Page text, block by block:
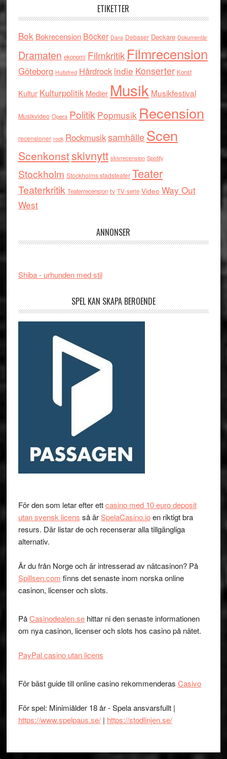
ETIKETTER
Bok Bokrecension Böcker Dans Debaser Deckare Dokumentär
Dramaten ekonomi Filmkritik Filmrecension
Göteborg Hultsfred Hårdrock indie Konserter Konst
Kultur Kulturpolitik Medier Musik Musikfestival
Musikvideo Opera Politik Popmusik Recension
recensioner rock RockmusiksamhälleScen
Scenkonstskivnytt skivrecension Spotify
Stockholm Stockholms stadsteater Teater
Teaterkritik Teaterrecension tv TV-serie Video Way Out
West
ANNONSER
Shiba - urhunden med stil
SPEL KAN SKAPA BEROENDE
För den som letar efter ettcasino med 10 euro deposit
utan svensk licens så ärSpelaCasino.ioen riktigt bra
resurs. Där listar de och recenserar alla tillgängliga
alternativ.
Är du från Norge och är intresserad av nätcasinon? På
Spillsen.com finns det senaste inom norska online
casinon, licenser och slots.
PåCasinodealen.sehittar ni den senaste informationen
om nya casinon, licenser och slots hos casino på nätet.
PayPal casino utan licens
För bäst guide till online casino rekommenderas Casivo
För spel: Minimiålder 18 år - Spela ansvarsfullt |
https://www.spelpaus.se/| https://stodlinjen.se/